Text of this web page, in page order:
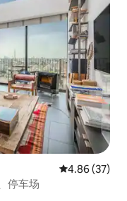
平均评分
4.86 (37)
停车场